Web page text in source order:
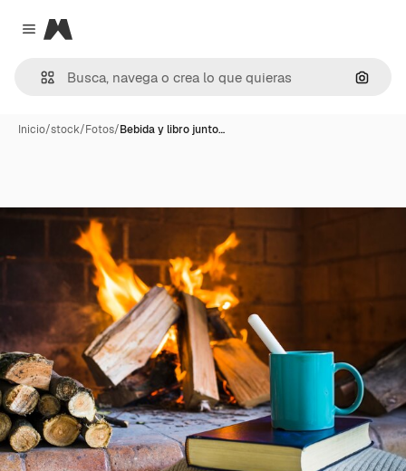
Close menu
Magnific
Inicio/stock/Fotos/Bebida y libro junto…